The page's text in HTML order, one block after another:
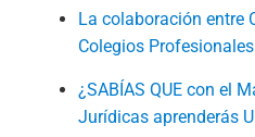
La colaboración entre
Colegios Profesionales
¿SABÍAS QUE con el
Jurídicas aprenderás